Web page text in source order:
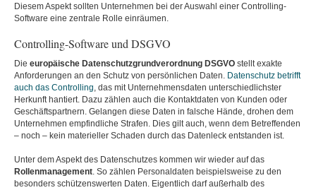
Diesem Aspekt sollten Unternehmen bei der Auswahl einer Controlling-
Software eine zentrale Rolle einräumen.
Controlling-Software und DSGVO
Die europäische Datenschutzgrundverordnung DSGVO stellt exakte
Anforderungen an den Schutz von persönlichen Daten. Datenschutz betrifft
auch das Controlling, das mit Unternehmensdaten unterschiedlichster
Herkunft hantiert. Dazu zählen auch die Kontaktdaten von Kunden oder
Geschäftspartnern. Gelangen diese Daten in falsche Hände, drohen dem
Unternehmen empfindliche Strafen. Dies gilt auch, wenn dem Betreffenden
– noch – kein materieller Schaden durch das Datenleck entstanden ist.
Unter dem Aspekt des Datenschutzes kommen wir wieder auf das
Rollenmanagement. So zählen Personaldaten beispielsweise zu den
besonders schützenswerten Daten. Eigentlich darf außerhalb des